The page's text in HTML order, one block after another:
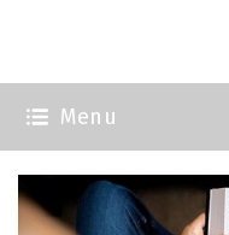
Menu